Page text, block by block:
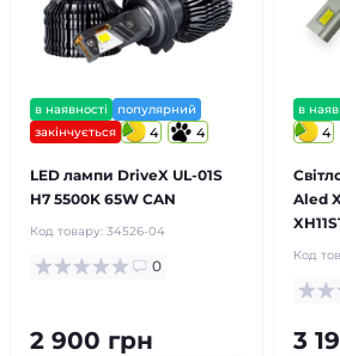
в наявності
популярний
закінчується
4 4
LED лампи DriveX UL-01S
H7 5500K 65W CAN
Код товару: 34526-04
0
2 900 грн
в
4
Aled
Код
3